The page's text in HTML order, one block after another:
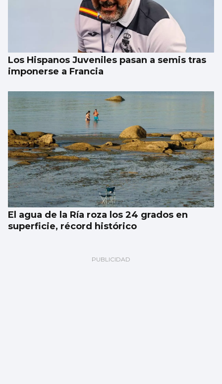
Los Hispanos Juveniles pasan a semis tras
imponerse a Francia
El agua de la Ría roza los 24 grados en
superficie, récord histórico